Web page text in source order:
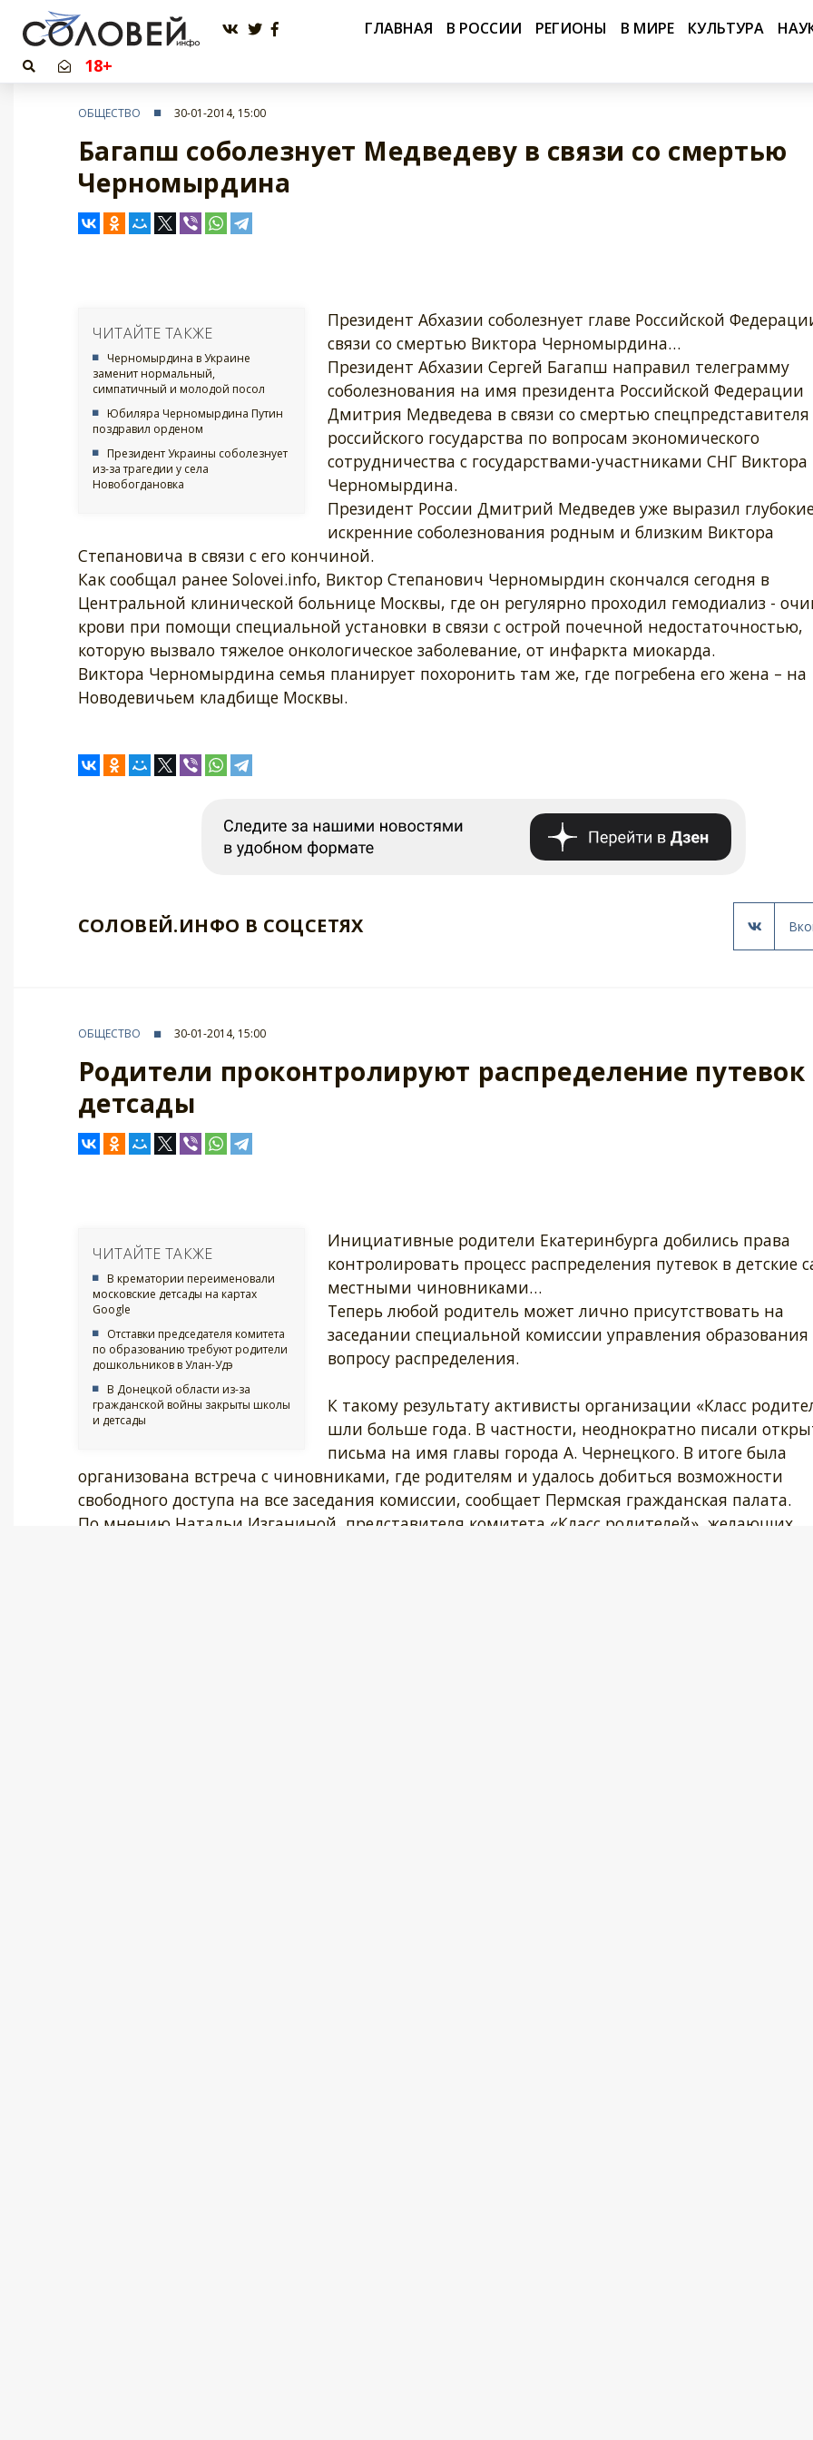
ГЛАВНАЯ В РОССИИ РЕГИОНЫ В МИРЕ КУЛЬТУРА
18+
ОБЩЕСТВО 30-01-2014, 15:00
Багапш соболезнует Медведеву в связи со смертью
Черномырдина
ЧИТАЙТЕ ТАКЖЕ
Черномырдина в Украине
заменит нормальный,
симпатичный и молодой посол
Юбиляра Черномырдина Путин
поздравил орденом
Президент Украины соболезнует
из-за трагедии у села
Новобогдановка
Президент Абхазии соболезнует главе Российской
связи со смертью Виктора Черномырдина…
Президент Абхазии Сергей Багапш направил телеграмму
соболезнования на имя президента Российской Федерации
Дмитрия Медведева в связи со смертью
российского государства по вопросам экономического
сотрудничества с государствами-участниками СНГ Виктора
Черномырдина.
Президент России Дмитрий Медведев уже выразил
искренние соболезнования родным и близким Виктора
Степановича в связи с его кончиной.
Как сообщал ранее Solovei.info, Виктор Степанович Черномырдин скончался сегодня в
Центральной клинической больнице Москвы, где он регулярно проходил гемодиализ -
крови при помощи специальной установки в связи с острой почечной недостаточностью,
которую вызвало тяжелое онкологическое заболевание, от инфаркта миокарда.
Виктора Черномырдина семья планирует похоронить там же, где погребена его жена – на
Новодевичьем кладбище Москвы.
СОЛОВЕЙ.ИНФО В СОЦСЕТЯХ
ОБЩЕСТВО 30-01-2014, 15:00
Родители проконтролируют распределение путевок
детсады
ЧИТАЙТЕ ТАКЖЕ
В крематории переименовали
московские детсады на картах
Google
Отставки председателя комитета
по образованию требуют родители
дошкольников в Улан-Удэ
В Донецкой области из-за
гражданской войны закрыты школы
и детсады
Инициативные родители Екатеринбурга добились права
контролировать процесс распределения путевок в детские
местными чиновниками…
Теперь любой родитель может лично присутствовать на
заседании специальной комиссии управления образования
вопросу распределения.
К такому результату активисты организации «Класс
шли больше года. В частности, неоднократно писали
письма на имя главы города А. Чернецкого. В итоге была
организована встреча с чиновниками, где родителям и удалось добиться возможности
свободного доступа на все заседания комиссии, сообщает Пермская гражданская палата.
По мнению Натальи Изганиной, представителя комитета «Класс родителей», желающих